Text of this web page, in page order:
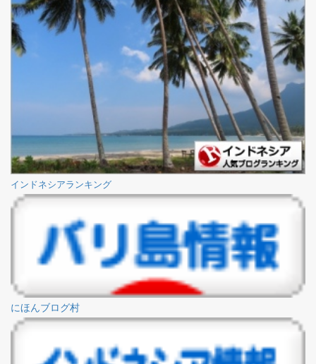
インドネシアランキング
にほんブログ村